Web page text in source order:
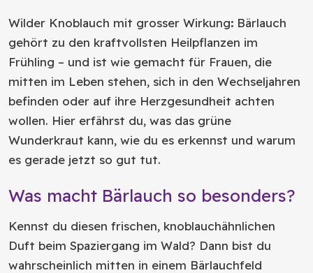
Wilder Knoblauch mit grosser Wirkung: Bärlauch
gehört zu den kraftvollsten Heilpflanzen im
Frühling – und ist wie gemacht für Frauen, die
mitten im Leben stehen, sich in den Wechseljahren
befinden oder auf ihre Herzgesundheit achten
wollen. Hier erfährst du, was das grüne
Wunderkraut kann, wie du es erkennst und warum
es gerade jetzt so gut tut.
Was macht Bärlauch so besonders?
Kennst du diesen frischen, knoblauchähnlichen
Duft beim Spaziergang im Wald? Dann bist du
wahrscheinlich mitten in einem Bärlauchfeld